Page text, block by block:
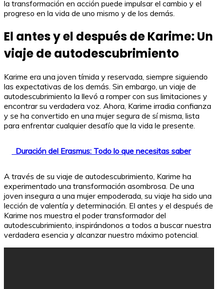
la transformación en acción puede impulsar el cambio y el
progreso en la vida de uno mismo y de los demás.
El antes y el después de Karime: Un
viaje de autodescubrimiento
Karime era una joven tímida y reservada, siempre siguiendo
las expectativas de los demás. Sin embargo, un viaje de
autodescubrimiento la llevó a romper con sus limitaciones y
encontrar su verdadera voz. Ahora, Karime irradia confianza
y se ha convertido en una mujer segura de sí misma, lista
para enfrentar cualquier desafío que la vida le presente.
Duración del Erasmus: Todo lo que necesitas saber
A través de su viaje de autodescubrimiento, Karime ha
experimentado una transformación asombrosa. De una
joven insegura a una mujer empoderada, su viaje ha sido una
lección de valentía y determinación. El antes y el después de
Karime nos muestra el poder transformador del
autodescubrimiento, inspirándonos a todos a buscar nuestra
verdadera esencia y alcanzar nuestro máximo potencial.